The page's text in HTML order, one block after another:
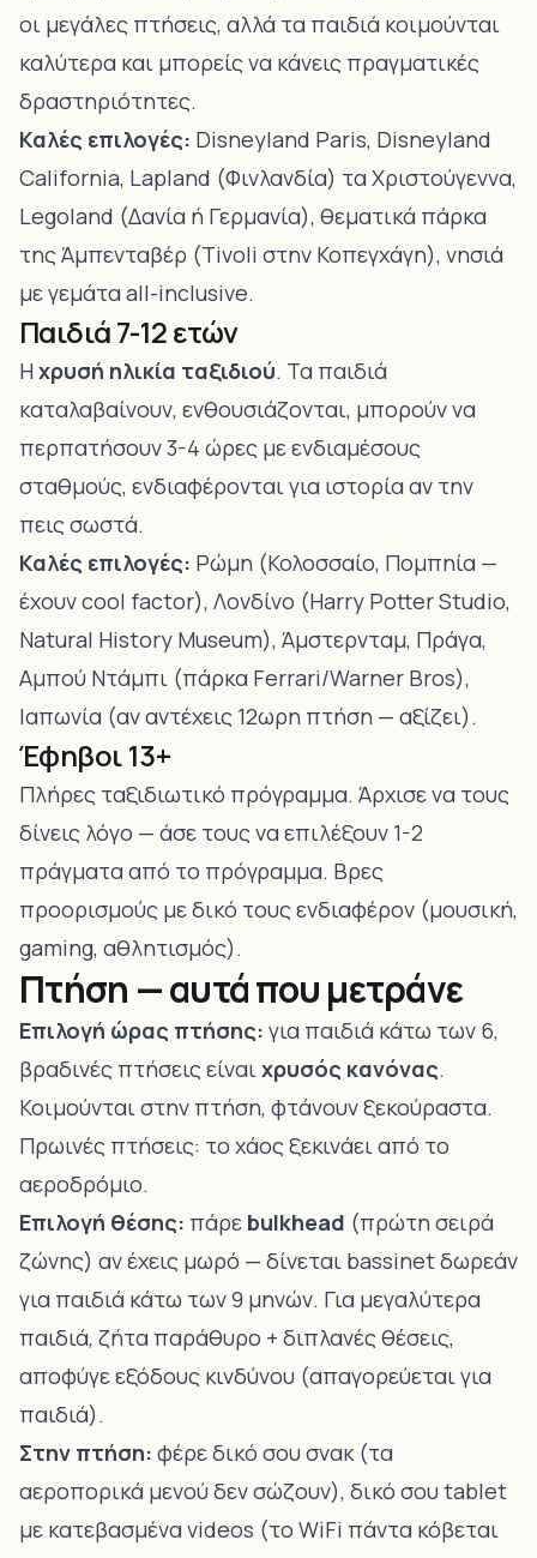
οι μεγάλες πτήσεις, αλλά τα παιδιά κοιμούνται
καλύτερα και μπορείς να κάνεις πραγματικές
δραστηριότητες.
Καλές επιλογές: Disneyland Paris, Disneyland
California, Lapland (Φινλανδία) τα Χριστούγεννα,
Legoland (Δανία ή Γερμανία), θεματικά πάρκα
της Άμπενταβέρ (Tivoli στην Κοπεγχάγη), νησιά
με γεμάτα all-inclusive.
Παιδιά 7-12 ετών
Η χρυσή ηλικία ταξιδιού. Τα παιδιά
καταλαβαίνουν, ενθουσιάζονται, μπορούν να
περπατήσουν 3-4 ώρες με ενδιαμέσους
σταθμούς, ενδιαφέρονται για ιστορία αν την
πεις σωστά.
Καλές επιλογές: Ρώμη (Κολοσσαίο, Πομπηία —
έχουν cool factor), Λονδίνο (Harry Potter Studio,
Natural History Museum), Άμστερνταμ, Πράγα,
Αμπού Ντάμπι (πάρκα Ferrari/Warner Bros),
Ιαπωνία (αν αντέχεις 12ωρη πτήση — αξίζει).
Έφηβοι 13+
Πλήρες ταξιδιωτικό πρόγραμμα. Άρχισε να τους
δίνεις λόγο — άσε τους να επιλέξουν 1-2
πράγματα από το πρόγραμμα. Βρες
προορισμούς με δικό τους ενδιαφέρον (μουσική,
gaming, αθλητισμός).
Πτήση — αυτά που μετράνε
Επιλογή ώρας πτήσης: για παιδιά κάτω των 6,
βραδινές πτήσεις είναιχρυσός κανόνας.
Κοιμούνται στην πτήση, φτάνουν ξεκούραστα.
Πρωινές πτήσεις: το χάος ξεκινάει από το
αεροδρόμιο.
Επιλογή θέσης: πάρε bulkhead (πρώτη σειρά
ζώνης) αν έχεις μωρό — δίνεται bassinet δωρεάν
για παιδιά κάτω των 9 μηνών. Για μεγαλύτερα
παιδιά, ζήτα παράθυρο + διπλανές θέσεις,
αποφύγε εξόδους κινδύνου (απαγορεύεται για
παιδιά).
Στην πτήση: φέρε δικό σου σνακ (τα
αεροπορικά μενού δεν σώζουν), δικό σου tablet
με κατεβασμένα videos (το WiFi πάντα κόβεται